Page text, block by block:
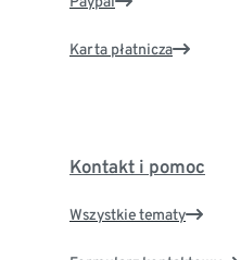
Karta płatnicza
Kontakt i pomoc
Wszystkie tematy